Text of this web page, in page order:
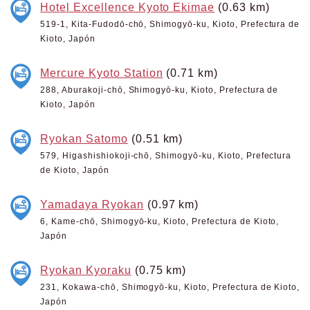
Hotel Excellence Kyoto Ekimae (0.63 km)
519-1, Kita-Fudodō-chō, Shimogyō-ku, Kioto, Prefectura de
Kioto, Japón
Mercure Kyoto Station (0.71 km)
288, Aburakoji-chō, Shimogyō-ku, Kioto, Prefectura de
Kioto, Japón
Ryokan Satomo (0.51 km)
579, Higashishiokoji-chō, Shimogyō-ku, Kioto, Prefectura
de Kioto, Japón
Yamadaya Ryokan (0.97 km)
6, Kame-chō, Shimogyō-ku, Kioto, Prefectura de Kioto,
Japón
Ryokan Kyoraku (0.75 km)
231, Kokawa-chō, Shimogyō-ku, Kioto, Prefectura de Kioto,
Japón